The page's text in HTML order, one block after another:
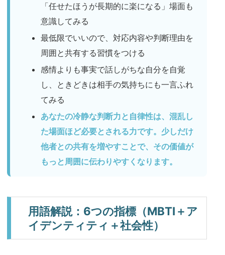
「任せたほうが長期的に楽になる」場面も
意識してみる
最低限でいいので、対応内容や判断理由を
周囲と共有する習慣をつける
感情よりも事実で話しがちな自分を自覚
し、ときどきは相手の気持ちにも一言ふれ
てみる
あなたの冷静な判断力と自律性は、混乱し
た場面ほど必要とされる力です。少しだけ
他者との共有を増やすことで、その価値が
もっと周囲に伝わりやすくなります。
用語解説：6つの指標（MBTI＋ア
イデンティティ＋社会性）